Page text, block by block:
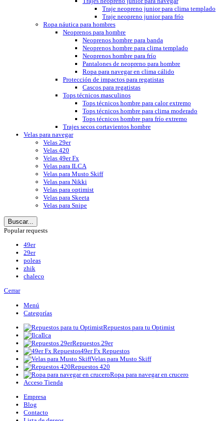
Traje neopreno junior para clima templado
Traje neopreno junior para frío
Ropa náutica para hombres
Neoprenos para hombre
Neoprenos hombre para banda
Neoprenos hombre para clima templado
Neoprenos hombre para frío
Pantalones de neopreno para hombre
Ropa para navegar en clima cálido
Protección de impactos para regatistas
Cascos para regatistas
Tops técnicos masculinos
Tops técnicos hombre para calor extremo
Tops técnicos hombre para clima moderado
Tops técnicos hombre para frío extremo
Trajes secos cortavientos hombre
Velas para navegar
Velas 29er
Velas 420
Velas 49er Fx
Velas para ILCA
Velas para Musto Skiff
Velas para Nikki
Velas para optimist
Velas para Skeeta
Velas para Snipe
Buscar...
Popular requests
49er
29er
poleas
zhik
chaleco
Cerrar
Menú
Categorías
Repuestos para tu Optimist
Ilca
Repuestos 29er
49er Fx Repuestos
Velas para Musto Skiff
Repuestos 420
Ropa para navegar en crucero
Acceso Tienda
Empresa
Blog
Contacto